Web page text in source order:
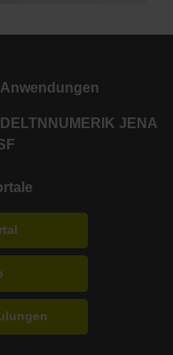
LTN NUMERIK JENA